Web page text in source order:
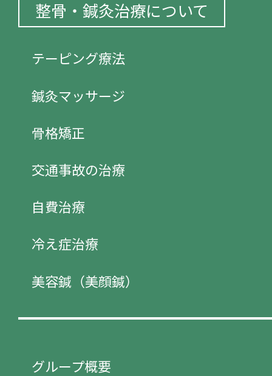
整骨・鍼灸治療について
テーピング療法
鍼灸マッサージ
骨格矯正
交通事故の治療
自費治療
冷え症治療
美容鍼（美顔鍼）
グループ概要